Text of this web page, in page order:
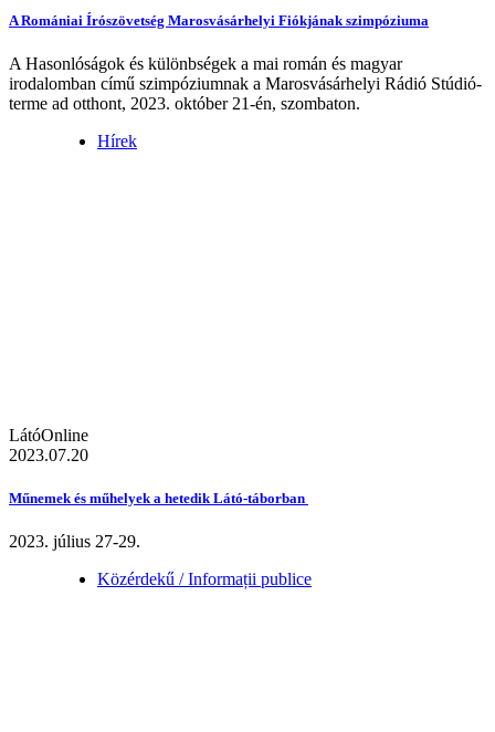
A Romániai Írószövetség Marosvásárhelyi Fiókjának szimpóziuma
A Hasonlóságok és különbségek a mai román és magyar
irodalomban című szimpóziumnak a Marosvásárhelyi Rádió Stúdió-
terme ad otthont, 2023. október 21-én, szombaton.
Hírek
LátóOnline
2023.07.20
Műnemek és műhelyek a hetedik Látó-táborban
2023. július 27-29.
Közérdekű / Informații publice